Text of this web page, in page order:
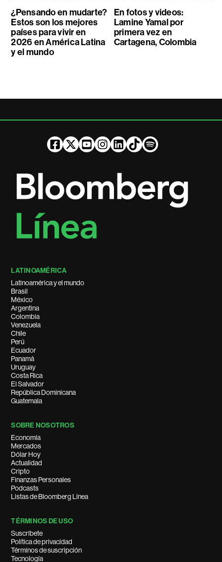
¿Pensando en mudarte?
Estos son los mejores
países para vivir en
2026 en América Latina
y el mundo
En fotos y videos:
Lamine Yamal por
primera vez en
Cartagena, Colombia
LATINOAMÉRICA
Latinoamérica y el mundo
Brasil
México
Argentina
Colombia
Venezuela
Chile
Perú
Ecuador
Panamá
Uruguay
Costa Rica
El Salvador
República Dominicana
Guatemala
SOBRE NOSOTROS
Economía
Mercados
Dólar Hoy
Actualidad
Cripto
Finanzas Personales
Podcasts
Listas de Bloomberg Línea
TÉRMINOS DE USO
Suscríbete
Política de privacidad
Términos de suscripción
Tecnología